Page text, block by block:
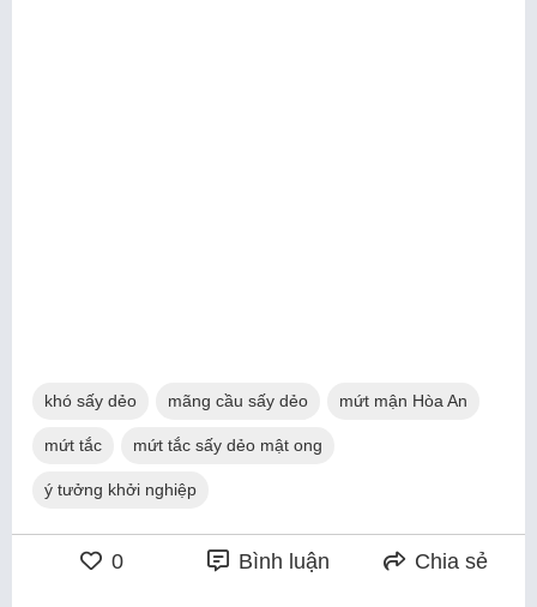
khó sấy dẻo mãng cầu sấy dẻo mứt mận Hòa An
mứt tắc mứt tắc sấy dẻo mật ong
ý tưởng khởi nghiệp
0 Bình luận Chia sẻ